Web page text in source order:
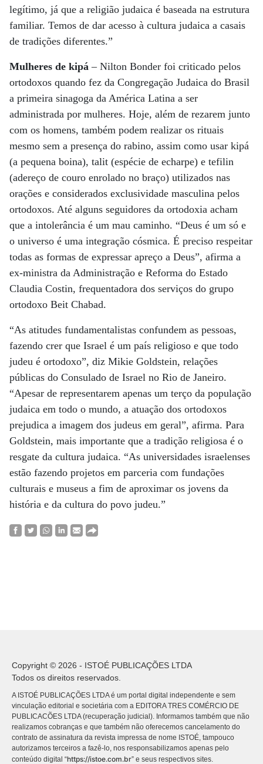
legítimo, já que a religião judaica é baseada na estrutura
familiar. Temos de dar acesso à cultura judaica a casais
de tradições diferentes.”
Mulheres de kipá – Nilton Bonder foi criticado pelos
ortodoxos quando fez da Congregação Judaica do Brasil
a primeira sinagoga da América Latina a ser
administrada por mulheres. Hoje, além de rezarem junto
com os homens, também podem realizar os rituais
mesmo sem a presença do rabino, assim como usar kipá
(a pequena boina), talit (espécie de echarpe) e tefilin
(adereço de couro enrolado no braço) utilizados nas
orações e considerados exclusividade masculina pelos
ortodoxos. Até alguns seguidores da ortodoxia acham
que a intolerância é um mau caminho. “Deus é um só e
o universo é uma integração cósmica. É preciso respeitar
todas as formas de expressar apreço a Deus”, afirma a
ex-ministra da Administração e Reforma do Estado
Claudia Costin, frequentadora dos serviços do grupo
ortodoxo Beit Chabad.
“As atitudes fundamentalistas confundem as pessoas,
fazendo crer que Israel é um país religioso e que todo
judeu é ortodoxo”, diz Mikie Goldstein, relações
públicas do Consulado de Israel no Rio de Janeiro.
“Apesar de representarem apenas um terço da população
judaica em todo o mundo, a atuação dos ortodoxos
prejudica a imagem dos judeus em geral”, afirma. Para
Goldstein, mais importante que a tradição religiosa é o
resgate da cultura judaica. “As universidades israelenses
estão fazendo projetos em parceria com fundações
culturais e museus a fim de aproximar os jovens da
história e da cultura do povo judeu.”
Copyright © 2026 - ISTOÉ PUBLICAÇÕES LTDA
Todos os direitos reservados.
A ISTOÉ PUBLICAÇÕES LTDA é um portal digital independente e sem
vinculação editorial e societária com a EDITORA TRES COMÉRCIO DE
PUBLICACÕES LTDA (recuperação judicial). Informamos também que não
realizamos cobranças e que também não oferecemos cancelamento do
contrato de assinatura da revista impressa de nome ISTOÉ, tampouco
autorizamos terceiros a fazê-lo, nos responsabilizamos apenas pelo
conteúdo digital “https://istoe.com.br” e seus respectivos sites.